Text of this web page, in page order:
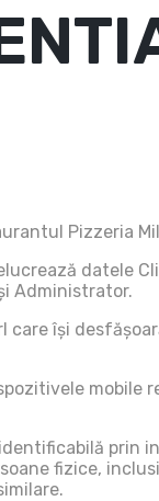
Pizzeria
datele
Administrator.
își
fizice,